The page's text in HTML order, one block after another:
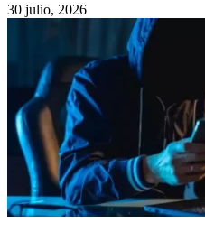
30 julio, 2026